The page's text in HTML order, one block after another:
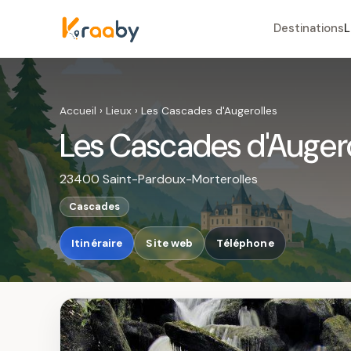
Destinations
Accueil › Lieux › Les Cascades d'Augerolles
Les Cascades
23400 Saint-Pardoux-Morterolles
Cascades
Itinéraire Site web Téléphone